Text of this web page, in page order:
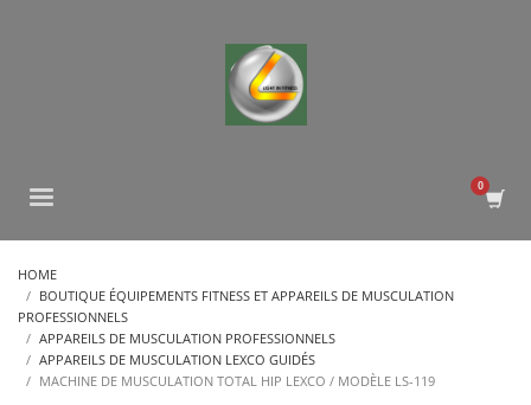
HOME
BOUTIQUE ÉQUIPEMENTS FITNESS ET APPAREILS DE MUSCULATION
PROFESSIONNELS
APPAREILS DE MUSCULATION PROFESSIONNELS
APPAREILS DE MUSCULATION LEXCO GUIDÉS
MACHINE DE MUSCULATION TOTAL HIP LEXCO / MODÈLE LS-119